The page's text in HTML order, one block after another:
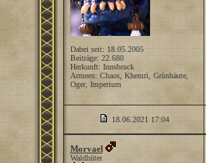
Dabei seit: 18.05.2005
Beiträge: 22.680
Herkunft: Innsbruck
Armeen: Chaos, Khemri, Grünhäute,
Oger, Imperium
18.06.2021 17:04
Morvael
Waldhüter